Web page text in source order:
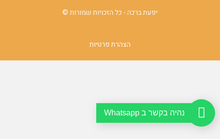
יפעת ברכה - כל הזכויות שמורות ©
הצהרת פרטיות
נהיה בקשר ב Whatsapp